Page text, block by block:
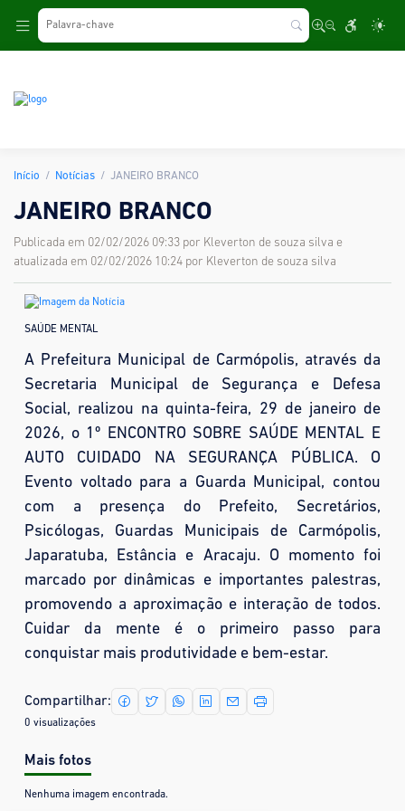
Início Notícias JANEIRO BRANCO
JANEIRO BRANCO
Publicada em 02/02/2026 09:33 por Kleverton de souza silva e
atualizada em 02/02/2026 10:24 por Kleverton de souza silva
SAÚDE MENTAL
A Prefeitura Municipal de Carmópolis, através da
Secretaria Municipal de Segurança e Defesa
Social, realizou na quinta-feira, 29 de janeiro de
2026, o 1º ENCONTRO SOBRE SAÚDE MENTAL E
AUTO CUIDADO NA SEGURANÇA PÚBLICA. O
Evento voltado para a Guarda Municipal, contou
com a presença do Prefeito, Secretários,
Psicólogas, Guardas Municipais de Carmópolis,
Japaratuba, Estância e Aracaju. O momento foi
marcado por dinâmicas e importantes palestras,
promovendo a aproximação e interação de todos.
Cuidar da mente é o primeiro passo para
conquistar mais produtividade e bem-estar.
Compartilhar:
0 visualizações
Mais fotos
Nenhuma imagem encontrada.